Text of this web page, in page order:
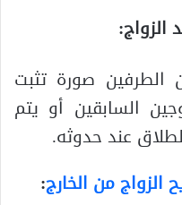
الزواج:
صورة تثبت
السابقين أو يتم
عند حدوثه.
الزواج من الخارج: